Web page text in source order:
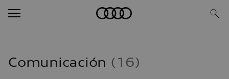
Comunicación 16